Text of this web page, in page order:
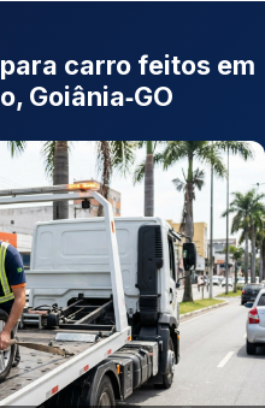
carro feitos em
Goiânia‑GO